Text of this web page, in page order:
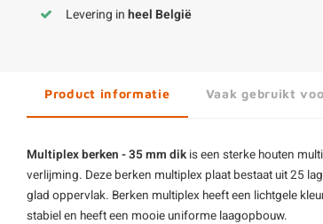
Levering inheel België
Product informatie Vaak gebruikt
Multiplex berken - 35 mm dik is een sterke houten
verlijming. Deze berken multiplex plaat bestaat uit 25
glad oppervlak. Berken multiplex heeft een lichtgele
stabiel en heeft een mooie uniforme laagopbouw.